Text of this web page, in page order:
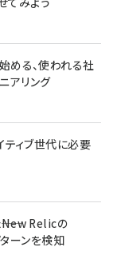
める、使われる社
アリング
ティブ世代に必要
Relicの
ーンを検知